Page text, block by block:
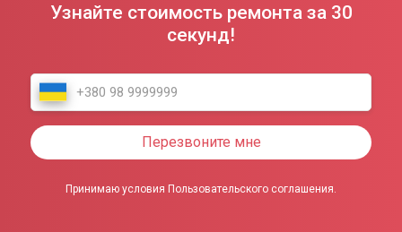
Узнайте стоимость ремонта за 30
секунд!
Перезвоните мне
Принимаю условия Пользовательского соглашения.